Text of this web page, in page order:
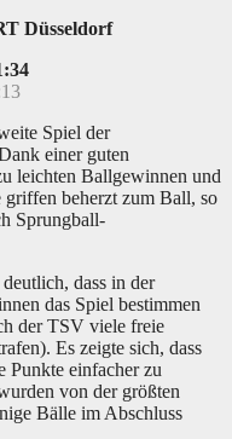
Düsseldorf
Spiel der
einer guten
leichten Ballgewinnen und
griffen beherzt zum Ball, so
Sprungball-
dass in der
das Spiel bestimmen
der TSV viele freie
Es zeigte sich, dass
Punkte einfacher zu
von der größten
Bälle im Abschluss